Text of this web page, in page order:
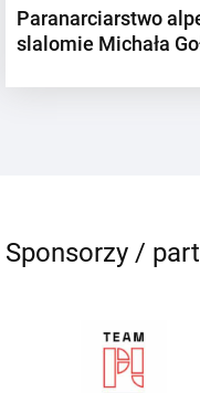
Paranarciarstwo
slalomie Michała
Sponsorzy /